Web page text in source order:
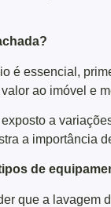
é essencial,
ao imóvel e
a
a importância
de
que a lavagem